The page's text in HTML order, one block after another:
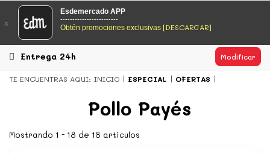
EsDeMercado.com
EsDeMercado.com
los mejores mercados de Barcelona y de productores
locales.
READ MORE
EsDeMercado.com
los mejores mercados de Barcelona y de productores
x
Esdemercado APP
------------------------
Obtén promociones exclusivas [DESCARGAR]
Entrega 24h Modificar
TE ENCUENTRAS AQUI: INICIO ESPECIAL OFERTAS
Pollo Payés
Mostrando 1 - 18 de 18 artículos